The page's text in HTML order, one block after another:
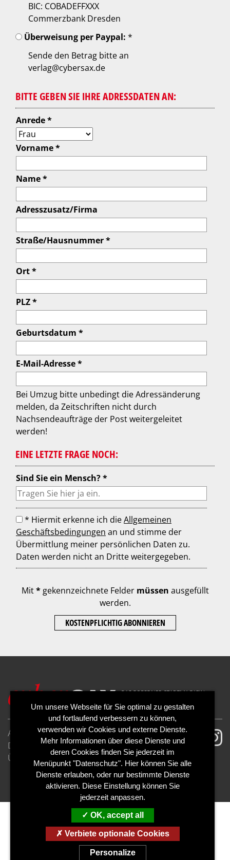
BIC: COBADEFFXXX
Commerzbank Dresden
Überweisung per Paypal: *
Sende den Betrag bitte an
verlag@cybersax.de
BITTE GEBEN SIE IHRE ADRESSDATEN AN:
Anrede *
Vorname *
Name *
Adresszusatz/Firma
Straße/Hausnummer *
Ort *
PLZ *
Geburtsdatum *
E-Mail-Adresse *
Bei Umzug bitte unbedingt die Adressänderung
melden, da Zeitschriften nicht durch
Nachsendeaufträge der Post weitergeleitet
werden!
EINE LETZTE FRAGE NOCH:
Sind Sie ein Mensch? *
* Hiermit erkenne ich dieAllgemeinen
Geschäftsbedingungen an und stimme der
Übermittlung meiner persönlichen Daten zu.
Daten werden nicht an Dritte weitergegeben.
Mit*gekennzeichnete Felder müssen ausgefüllt
werden.
KOSTENPFLICHTIG ABONNIEREN
AGB
Impressum
Datenschutzerklärung
Cookies
Über uns
Kontakt
Mediadaten
Abo kündigen
Abo widerrufen
Um unsere Webseite für Sie optimal zu gestalten
und fortlaufend verbessern zu können,
verwenden wir Cookies und externe Dienste.
Mehr Informationen über diese Dienste und
deren Cookies finden Sie jederzeit im
Menüpunkt "Datenschutz". Hier können Sie alle
Dienste erlauben, oder nur bestimmte Dienste
aktivieren. Diese Einstellung können Sie
jederzeit anpassen.
OK, accept all
Verbiete optionale Cookies
Personalize